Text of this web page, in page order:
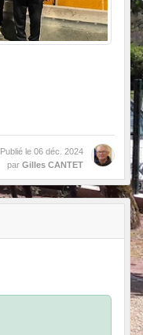
Publié le 06 déc. 2024
par Gilles CANTET